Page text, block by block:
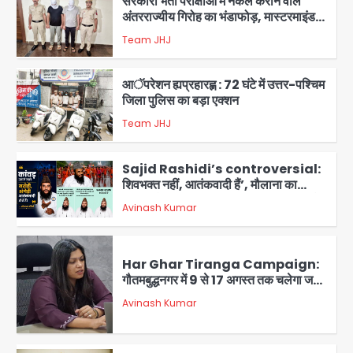
3
अंतरराज्यीय गिरोह का भंडाफोड़, मास्टरमाइंड
समेत 7 गिरफ्तार
Team JHJ
4
आॅपरेशन ह्यप्रहारह्ण : 72 घंटे में उत्तर-पश्चिम
जिला पुलिस का बड़ा एक्शन
Team JHJ
5
Sajid Rashidi’s controversial:
शिवभक्त नहीं, आतंकवादी हैं’, मौलाना का
कांवड़ियों पर विवादित बयान, BJP विधायक ने
कराई FIR, NSA की मांग
Avinash Kumar
1
Har Ghar Tiranga Campaign:
गौतमबुद्धनगर में 9 से 17 अगस्त तक चलेगा जन-
जागरूकता महाअभियान, डीएम ने की समीक्षा
बैठक
Avinash Kumar